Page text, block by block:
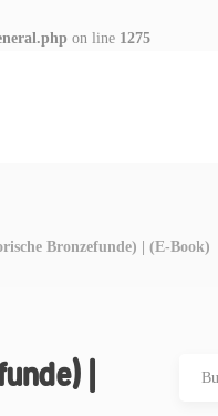
on line 1275
Bronzefunde) | (E-Book)
|